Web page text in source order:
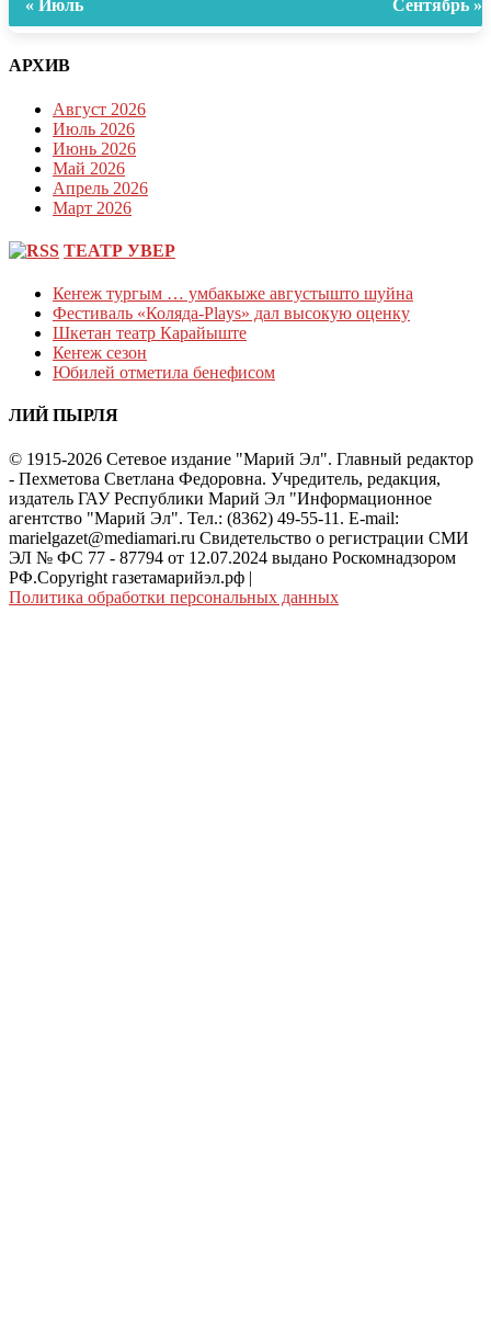
« Июль Сентябрь »
АРХИВ
Август 2026
Июль 2026
Июнь 2026
Май 2026
Апрель 2026
Март 2026
ТЕАТР УВЕР
Кеҥеж тургым … умбакыже августышто шуйна
Фестиваль «Коляда-Plays» дал высокую оценку
Шкетан театр Карайыште
Кеҥеж сезон
Юбилей отметила бенефисом
ЛИЙ ПЫРЛЯ
© 1915-2026 Сетевое издание "Марий Эл". Главный редактор
- Пехметова Светлана Федоровна. Учредитель, редакция,
издатель ГАУ Республики Марий Эл "Информационное
агентство "Марий Эл". Тел.: (8362) 49-55-11. E-mail:
marielgazet@mediamari.ru Свидетельство о регистрации СМИ
ЭЛ № ФС 77 - 87794 от 12.07.2024 выдано Роскомнадзором
РФ.Copyright газетамарийэл.рф |
Политика обработки персональных данных